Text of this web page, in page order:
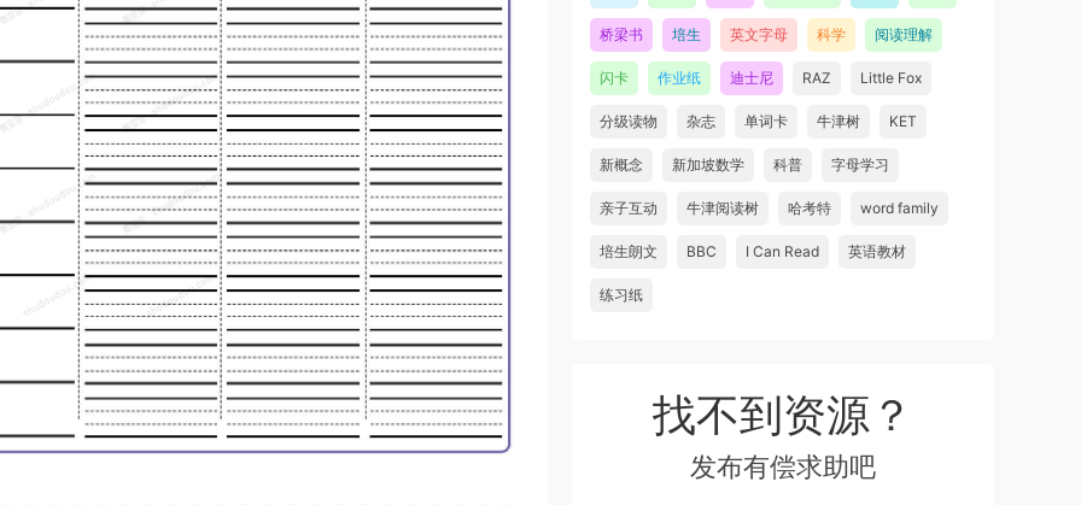
桥梁书 培生 英文字母 科学 阅读理解
闪卡 作业纸 迪士尼 RAZ Little Fox
分级读物 杂志 单词卡 牛津树 KET
新概念 新加坡数学 科普 字母学习
亲子互动 牛津阅读树 哈考特 word family
培生朗文 BBC I Can Read 英语教材
练习纸
找不到资源？
发布有偿求助吧